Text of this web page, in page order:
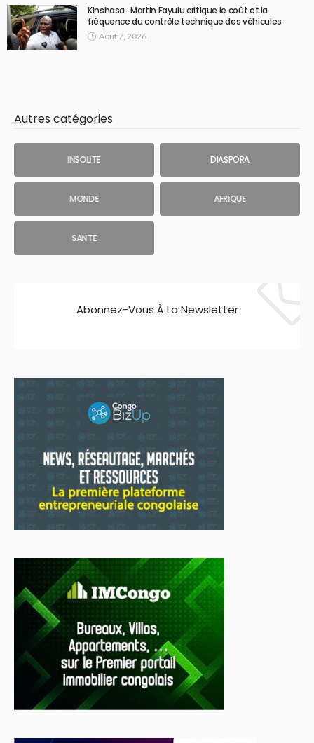
Kinshasa : Martin Fayulu critique le coût et la
fréquence du contrôle technique des véhicules
Août 7, 2026
Autres catégories
INSOLITE DIASPORA
MONDE AFRIQUE
SANTE
Abonnez-Vous À La Newsletter